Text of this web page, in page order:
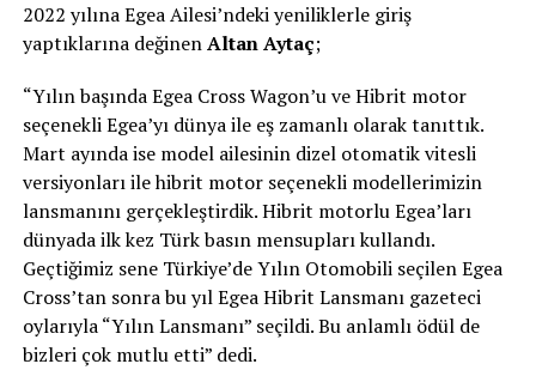
2022 yılına Egea Ailesi’ndeki yeniliklerle giriş
yaptıklarına değinenAltan Aytaç;
“Yılın başında Egea Cross Wagon’u ve Hibrit motor
seçenekli Egea’yı dünya ile eş zamanlı olarak tanıttık.
Mart ayında ise model ailesinin dizel otomatik vitesli
versiyonları ile hibrit motor seçenekli modellerimizin
lansmanını gerçekleştirdik. Hibrit motorlu Egea’ları
dünyada ilk kez Türk basın mensupları kullandı.
Geçtiğimiz sene Türkiye’de Yılın Otomobili seçilen Egea
Cross’tan sonra bu yıl Egea Hibrit Lansmanı gazeteci
oylarıyla “Yılın Lansmanı” seçildi. Bu anlamlı ödül de
bizleri çok mutlu etti” dedi.